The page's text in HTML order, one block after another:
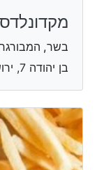
בשר,
בן יהודה 7, ירושלים